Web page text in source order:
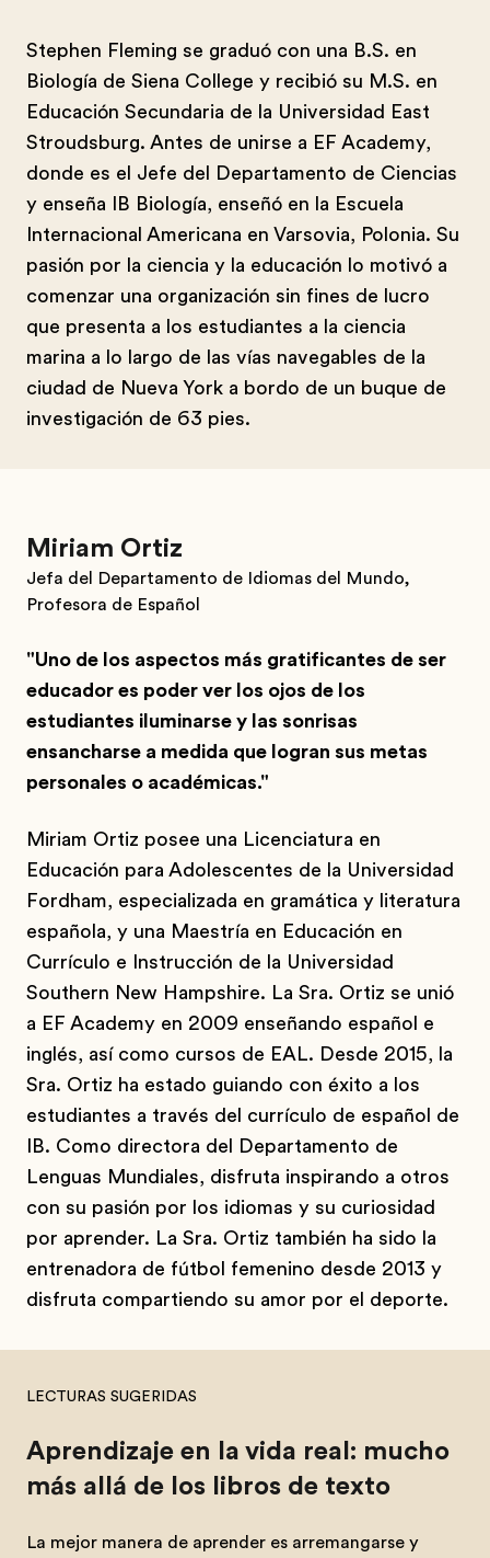
Stephen Fleming se graduó con una B.S. en
Biología de Siena College y recibió su M.S. en
Educación Secundaria de la Universidad East
Stroudsburg. Antes de unirse a EF Academy,
donde es el Jefe del Departamento de Ciencias
y enseña IB Biología, enseñó en la Escuela
Internacional Americana en Varsovia, Polonia. Su
pasión por la ciencia y la educación lo motivó a
comenzar una organización sin fines de lucro
que presenta a los estudiantes a la ciencia
marina a lo largo de las vías navegables de la
ciudad de Nueva York a bordo de un buque de
investigación de 63 pies.
Miriam Ortiz
Jefa del Departamento de Idiomas del Mundo,
Profesora de Español
"Uno de los aspectos más gratificantes de ser
educador es poder ver los ojos de los
estudiantes iluminarse y las sonrisas
ensancharse a medida que logran sus metas
personales o académicas."
Miriam Ortiz posee una Licenciatura en
Educación para Adolescentes de la Universidad
Fordham, especializada en gramática y literatura
española, y una Maestría en Educación en
Currículo e Instrucción de la Universidad
Southern New Hampshire. La Sra. Ortiz se unió
a EF Academy en 2009 enseñando español e
inglés, así como cursos de EAL. Desde 2015, la
Sra. Ortiz ha estado guiando con éxito a los
estudiantes a través del currículo de español de
IB. Como directora del Departamento de
Lenguas Mundiales, disfruta inspirando a otros
con su pasión por los idiomas y su curiosidad
por aprender. La Sra. Ortiz también ha sido la
entrenadora de fútbol femenino desde 2013 y
disfruta compartiendo su amor por el deporte.
LECTURAS SUGERIDAS
Aprendizaje en la vida real: mucho
más allá de los libros de texto
La mejor manera de aprender es arremangarse y